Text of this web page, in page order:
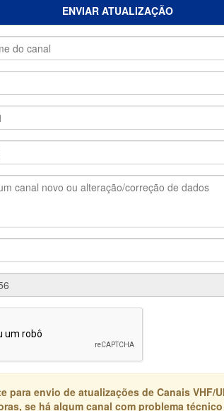
ENVIAR ATUALIZAÇÃO
para envio de atualizações de Canais VHF/
se há algum canal com problema